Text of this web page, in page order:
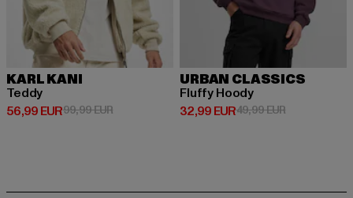
KARL KANI
Teddy
56,99 EUR
Derzeitiger Preis: 56,99 EUR
99,99 EURAktionspreis: 99,99 EUR
URBAN CLASSICS
Fluffy Hoody
32,99 EUR
Derzeitiger Preis: 32,99 EUR
49,99 EURAktionspreis: